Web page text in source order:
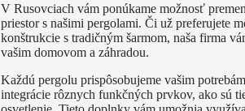
V Rusovciach vám ponúkame možnosť
priestor s našimi pergolami. Či už preferujete
konštrukcie s tradičným šarmom, naša firma
vašim domovom a záhradou.
Každú pergolu prispôsobujeme vašim
integrácie rôznych funkčných prvkov, ako sú